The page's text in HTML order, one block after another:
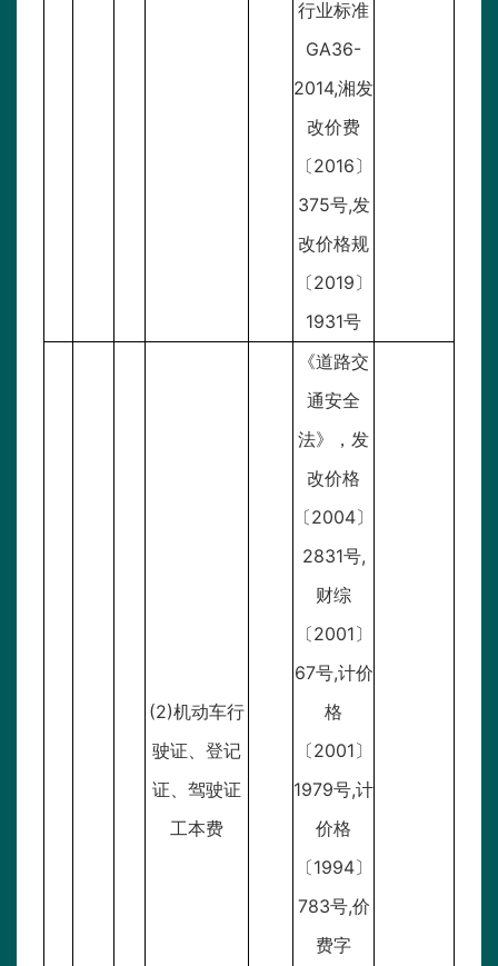
行业标准
GA36-
2014,湘发
改价费
〔2016〕
375号,发
改价格规
〔2019〕
1931号
(2)机动车行
驶证、登记
证、驾驶证
工本费
《道路交
通安全
法》，发
改价格
〔2004〕
2831号,
财综
〔2001〕
67号,计价
格
〔2001〕
1979号,计
价格
〔1994〕
783号,价
费字